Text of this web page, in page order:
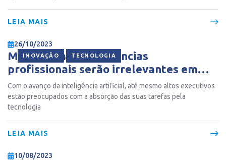
LEIA MAIS
INOVAÇÃO , TECNOLOGIA
26/10/2023
Metade das competências
profissionais serão irrelevantes em
2025, diz estudo
Com o avanço da inteligência artificial, até mesmo altos executivos
estão preocupados com a absorção das suas tarefas pela
tecnologia
LEIA MAIS
10/08/2023